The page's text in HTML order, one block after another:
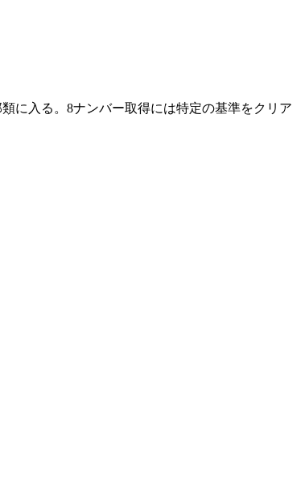
に入る。8ナンバー取得には特定の基準をクリア